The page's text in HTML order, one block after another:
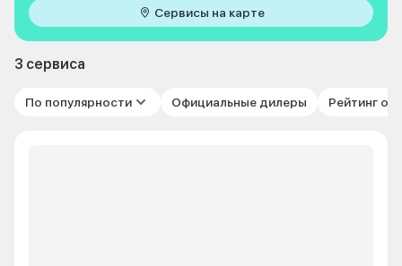
Сервисы на карте
3 сервиса
По популярности Официальные дилеры Рейтинг